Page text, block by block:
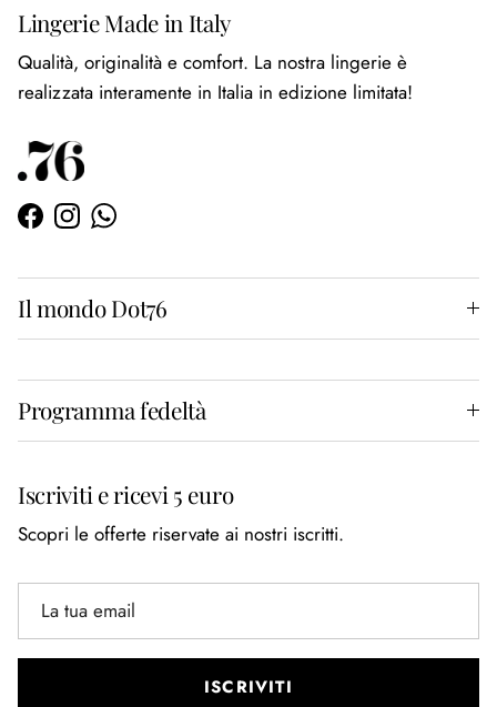
Lingerie Made in Italy
Qualità, originalità e comfort. La nostra lingerie è
realizzata interamente in Italia in edizione limitata!
Facebook
InstagramWhatsApp
Il mondo Dot76
Programma fedeltà
Iscriviti e ricevi 5 euro
Scopri le offerte riservate ai nostri iscritti.
ISCRIVITI